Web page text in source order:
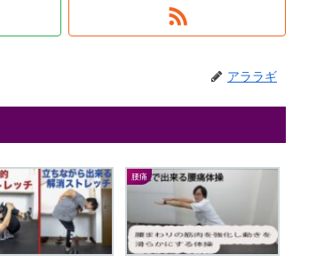
アララギ
腰痛